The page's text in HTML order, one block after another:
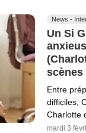
News -
Un Si
scènes
Entre
difficiles,
Charlotte
mardi 3